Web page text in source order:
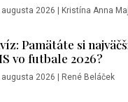
augusta 2026 Kristína Anna
Pamätáte si
vo futbale 2026?
augusta 2026 René Beláček